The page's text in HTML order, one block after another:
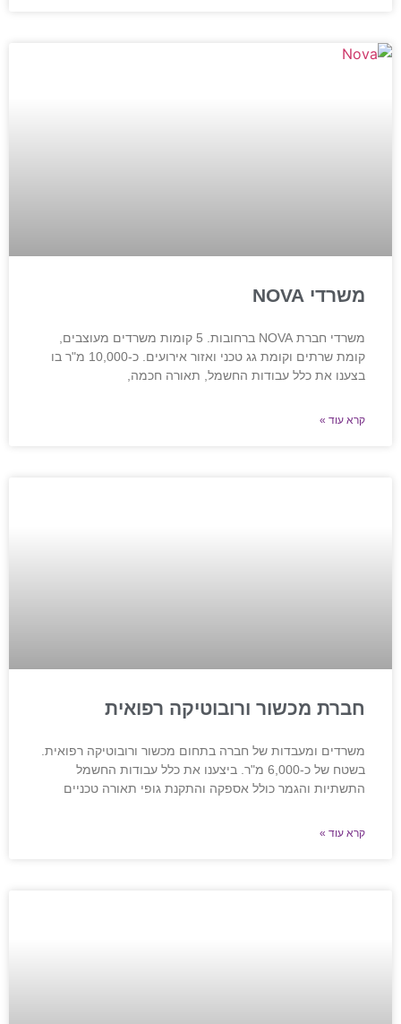
משרדי NOVA
משרדי חברת NOVA ברחובות. 5 קומות משרדים מעוצבים,
קומת שרתים וקומת גג טכני ואזור אירועים. כ-10,000 מ"ר בו
בצענו את כלל עבודות החשמל, תאורה חכמה,
קרא עוד »
חברת מכשור ורובוטיקה רפואית
משרדים ומעבדות של חברה בתחום מכשור ורובוטיקה רפואית.
בשטח של כ-6,000 מ"ר. ביצענו את כלל עבודות החשמל
התשתיות והגמר כולל אספקה והתקנת גופי תאורה טכניים
קרא עוד »